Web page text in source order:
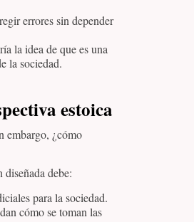
errores sin depender
la idea de que es una
la sociedad.
estoica
embargo, ¿cómo
debe:
para la sociedad.
cómo se toman las